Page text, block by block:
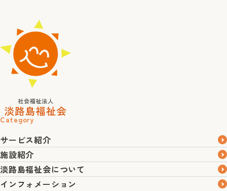
Category
サービス紹介
施設紹介
淡路島福祉会について
インフォメーション